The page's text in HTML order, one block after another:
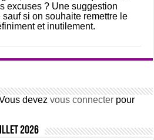
excuses ? Une suggestion
sauf si on souhaite remettre le
et inutilement.
devezvous connecter pour
2026